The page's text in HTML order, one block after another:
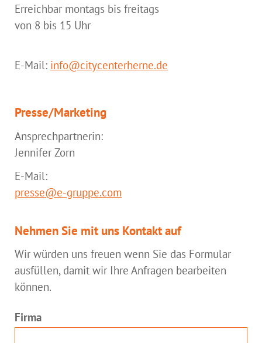
Erreichbar montags bis freitags
von 8 bis 15 Uhr
E-Mail: info@citycenterherne.de
Presse/Marketing
Ansprechpartnerin:
Jennifer Zorn
E-Mail:
presse@e-gruppe.com
Nehmen Sie mit uns Kontakt auf
Wir würden uns freuen wenn Sie das Formular
ausfüllen, damit wir Ihre Anfragen bearbeiten
können.
Firma